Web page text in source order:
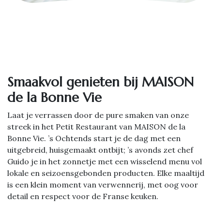
Smaakvol genieten bij MAISON
de la Bonne Vie
Laat je verrassen door de pure smaken van onze
streek in het Petit Restaurant van MAISON de la
Bonne Vie. ’s Ochtends start je de dag met een
uitgebreid, huisgemaakt ontbijt; ’s avonds zet chef
Guido je in het zonnetje met een wisselend menu vol
lokale en seizoensgebonden producten. Elke maaltijd
is een klein moment van verwennerij, met oog voor
detail en respect voor de Franse keuken.